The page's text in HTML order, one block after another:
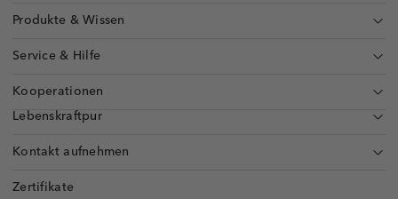
Produkte & Wissen
Service & Hilfe
Kooperationen
Lebenskraftpur
Kontakt aufnehmen
Zertifikate